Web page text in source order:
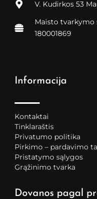
V. Kudirkos 53
Maisto tvarkymo
180001869
Informacija
Kontaktai
Tinklaraštis
Privatumo politika
Pirkimo – pardavimo
Pristatymo sąlygos
Grąžinimo tvarka
Dovanos pagal